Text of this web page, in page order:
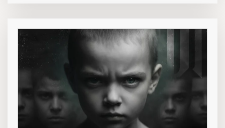
Records erscheinen wird. Die sonst so klare Grenze zwischen
apokalyptischem, schleppendem Blackened Death Metal und
düsterem Urban Trap-Rap wird von Gradience auf aufregende Weise
aufgebrochen. Musikalische Konventionen verschwimmen
zusätzlich durch entwaffnend emotionale und intime Gesangslinien
sowie einen lebendigen Klangteppich voller eisiger…